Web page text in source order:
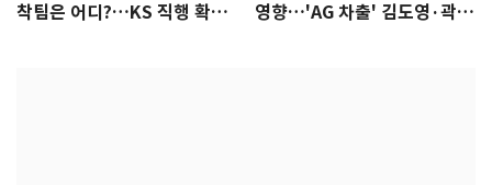
착팀은 어디?…KS 직행 확률
영향…'AG 차출' 김도영·곽빈